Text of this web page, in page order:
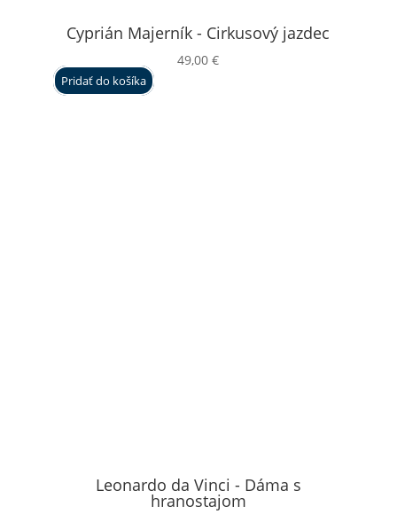
Cyprián Majerník - Cirkusový jazdec
49,00€
Pridať do košíka
Leonardo da Vinci - Dáma s
hranostajom